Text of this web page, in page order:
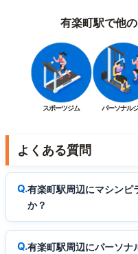
有楽町駅で他
スポーツジム パーソナル
よくある質問
有楽町駅周辺にマシンピ
か？
有楽町駅周辺にパーソナ